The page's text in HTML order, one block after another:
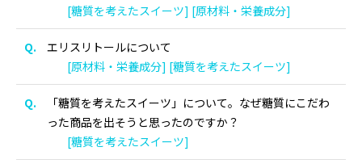
[糖質を考えたスイーツ] [原材料・栄養成分]
エリスリトールについて
[原材料・栄養成分] [糖質を考えたスイーツ]
「糖質を考えたスイーツ」について。なぜ糖質にこだわ
った商品を出そうと思ったのですか？
[糖質を考えたスイーツ]